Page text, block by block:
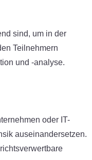
sind, um in der
Teilnehmern
und -analyse.
oder IT-
auseinandersetzen.